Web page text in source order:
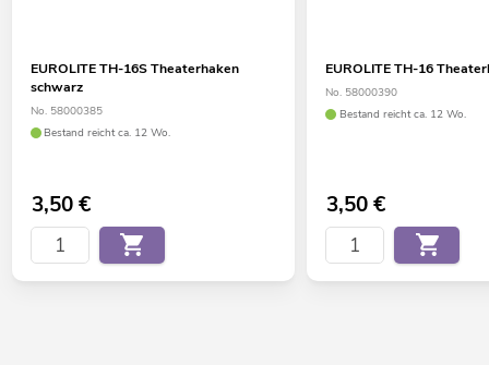
EUROLITE TH-16S Theaterhaken
schwarz
No. 58000385
Bestand reicht ca. 12 Wo.
3,50€
EUROLITE TH-16
No. 58000390
Bestand reicht ca. 12 Wo.
3,50€